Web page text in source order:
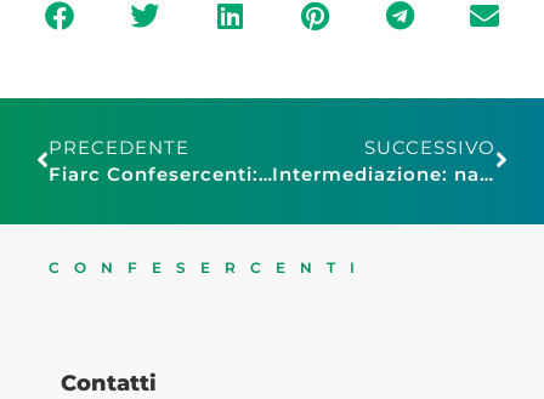
PRECEDENTE
Fiarc Confesercenti: Antonino Marcianò riconfermato presidente nazionale
SUCCESSIVO
Intermediazione: nasce la Consulta unitaria del settore
CONFESERCENTI
Contatti